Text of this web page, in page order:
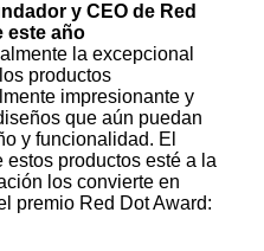
y CEO de Red
este año
la excepcional
productos
impresionante y
que aún puedan
y funcionalidad. El
estos productos esté a la
los convierte en
premio Red Dot Award: